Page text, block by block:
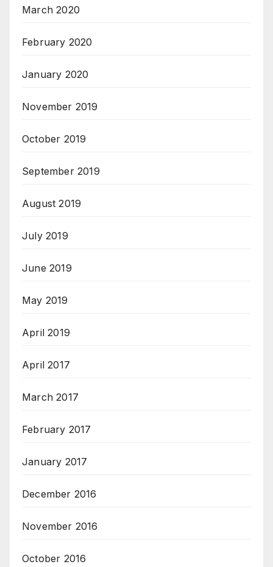
March 2020
February 2020
January 2020
November 2019
October 2019
September 2019
August 2019
July 2019
June 2019
May 2019
April 2019
April 2017
March 2017
February 2017
January 2017
December 2016
November 2016
October 2016